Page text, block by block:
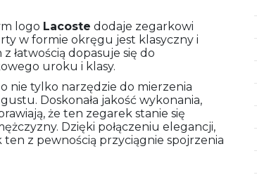
logo Lacoste dodaje zegarkowi
w formie okręgu jest klasyczny i
łatwością dopasuje się do
uroku i klasy.
nie tylko narzędzie do mierzenia
Doskonała jakość wykonania,
że ten zegarek stanie się
Dzięki połączeniu elegancji,
z pewnością przyciągnie spojrzenia